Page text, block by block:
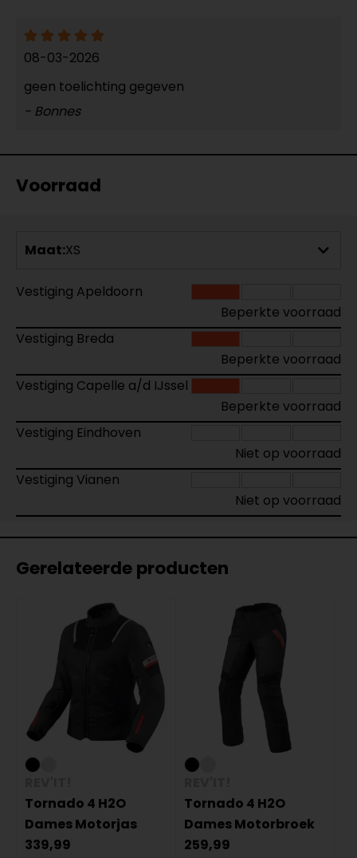
08-03-2026
geen toelichting gegeven
- Bonnes
Voorraad
Maat:XS
Vestiging Apeldoorn
Beperkte voorraad
Vestiging Breda
Beperkte voorraad
Vestiging Capelle a/d IJssel
Beperkte voorraad
Vestiging Eindhoven
Niet op voorraad
Vestiging Vianen
Niet op voorraad
Gerelateerde producten
Tornado 4 H2O
Dames Motorjas
339,99
Tornado 4 H2O
Dames Motorbroek
259,99